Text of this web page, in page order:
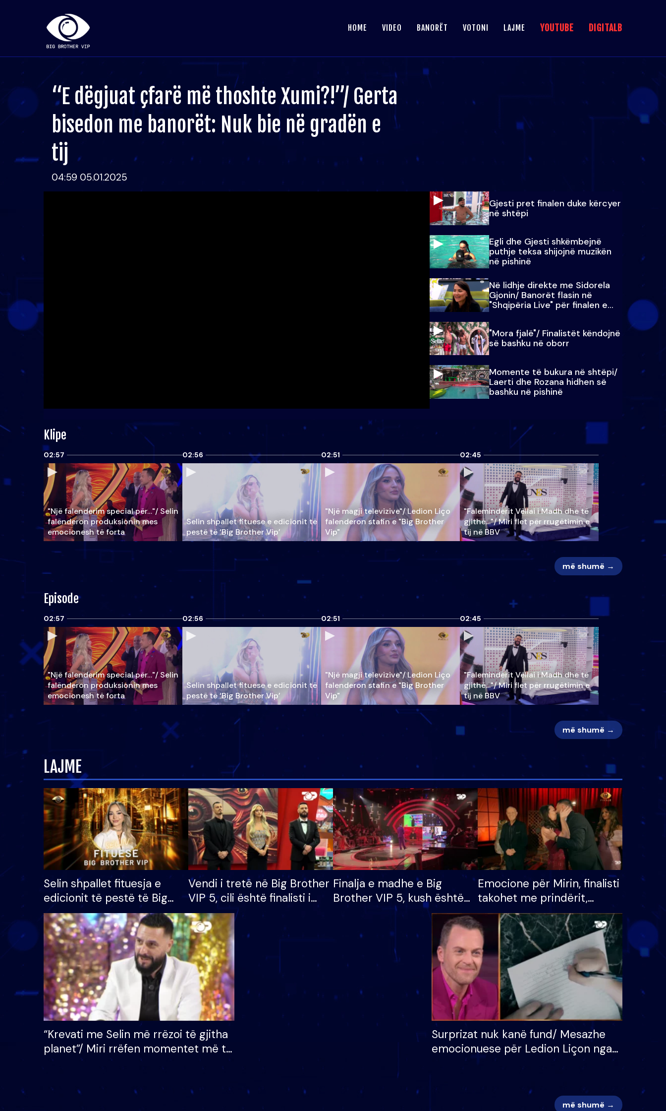
HOME VIDEO BANORËT VOTONI LAJME YOUTUBE DIGITALB
“E dëgjuat çfarë më thoshte Xumi?!”/ Gerta
bisedon me banorët: Nuk bie në gradën e
tij
04:59 05.01.2025
Gjesti pret finalen duke kërcyer
në shtëpi
Egli dhe Gjesti shkëmbejnë
puthje teksa shijojnë muzikën
në pishinë
Në lidhje direkte me Sidorela
Gjonin/ Banorët flasin në
"Shqipëria Live" për finalen e
madhe
"Mora fjalë"/ Finalistët këndojnë
së bashku në oborr
Momente të bukura në shtëpi/
Laerti dhe Rozana hidhen së
bashku në pishinë
Klipe
02:57
"Një falenderim special për…"/ Selin
falënderon produksionin mes
emocionesh të forta
02:56
Selin shpallet fituese e edicionit të
pestë të ‘Big Brother Vip’
02:51
"Një magji televizive"/ Ledion Liço
falenderon stafin e "Big Brother
Vip"
02:45
"Faleminderit Vëllai i Madh dhe të
gjithë…"/ Miri flet për rrugëtimin e
tij në BBV
më shumë →
Episode
02:57
"Një falenderim special për…"/ Selin
falënderon produksionin mes
emocionesh të forta
02:56
Selin shpallet fituese e edicionit të
pestë të ‘Big Brother Vip’
02:51
"Një magji televizive"/ Ledion Liço
falenderon stafin e "Big Brother
Vip"
02:45
"Faleminderit Vëllai i Madh dhe të
gjithë…"/ Miri flet për rrugëtimin e
tij në BBV
më shumë →
LAJME
Selin shpallet fituesja e
edicionit të pestë të Big
Brother VIP, rrëmben
çmimin e madh prej 100
mijë eurosh
Vendi i tretë në Big Brother
VIP 5, cili është finalisti i
radhës që lë shtëpinë
Finalja e madhe e Big
Brother VIP 5, kush është
banori i parë që lë shtëpinë
dhe humb mundësinë për
të fituar çmimin e madh
Emocione për Mirin, finalisti
takohet me prindërit,
vajzën dhe bashkëshorten:
S’kemi ndonjë letër divorci
apo jo?
“Krevati me Selin më rrëzoi të gjitha
planet”/ Miri rrëfen momentet më të
bukura në shtëpinë e BB VIP: Do më
Surprizat nuk kanë fund/ Mesazhe
emocionuese për Ledion Liçon nga
nëna dhe fëmijët e tij, moderatori
më shumë →